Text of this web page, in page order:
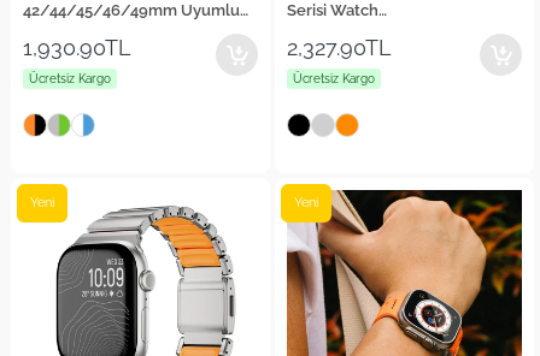
42/44/45/46/49mm Uyumlu
1,930.90TL
Ücretsiz Kargo
Serisi Watch
42/44/45/46/49mm Uyumlu
Silikon Kordon
2,327.90TL
Ücretsiz Kargo
Yeni Yeni